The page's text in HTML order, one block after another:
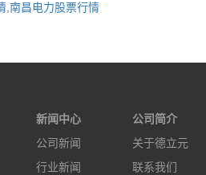
,南昌电力股票行情
新闻中心
公司新闻
行业新闻
公司简介
关于德立元
联系我们